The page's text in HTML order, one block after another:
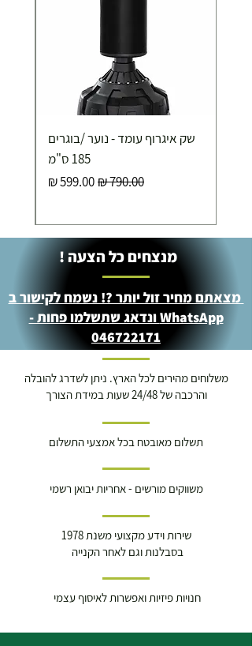
שק איגרוף עומד - נוער /בוגרים
185 ס"מ
מחיר רגילמחיר מבצע
מנצחים כל הצעה !
מצאתם מחיר זול יותר ?! נשמח לקישור ב
WhatsApp ונדאג שתשלמו פחות -
046722171
משלוחים מהירים לכל הארץ. ניתן לשדרג להובלה
והרכבה של 24/48 שעות במידת הצורך
תשלום מאובטח בכל אמצעי התשלום
משווקים מורשים - אחריות יבואן רשמי
שירות וידע מקצועי משנת 1978
בסבלנות וגם לאחר הקנייה
חנויות פיזיות ואפשרות לאיסוף עצמי